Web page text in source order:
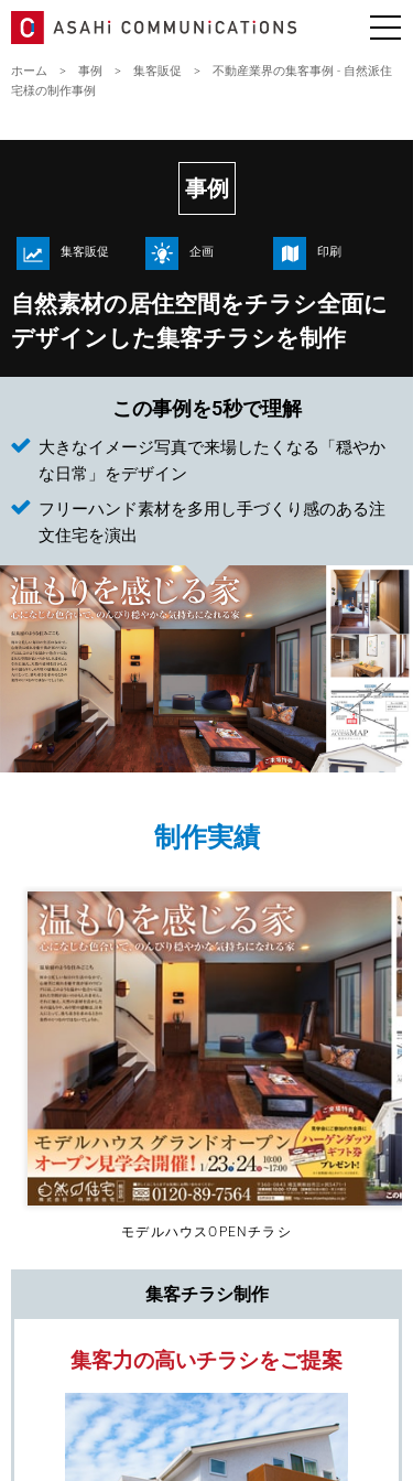
ホーム > 事例 > 集客販促 > 不動産業界の集客事例 - 自然派住
宅様の制作事例
事例
集客販促 企画 印刷
自然素材の居住空間をチラシ全面に
デザインした集客チラシを制作
この事例を5秒で理解
大きなイメージ写真で来場したくなる「穏やか
な日常」をデザイン
フリーハンド素材を多用し手づくり感のある注
文住宅を演出
制作実績
モデルハウスOPENチラシ
集客チラシ制作
集客力の高いチラシをご提案